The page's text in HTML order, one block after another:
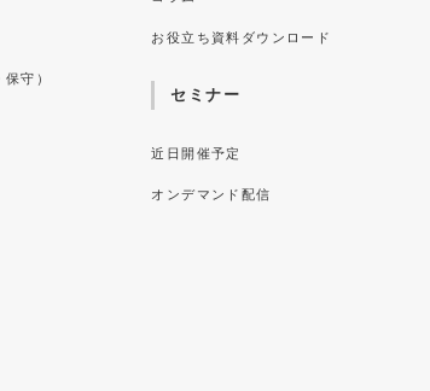
守）
お役立ち資料ダウンロード
セミナー
近日開催予定
オンデマンド配信